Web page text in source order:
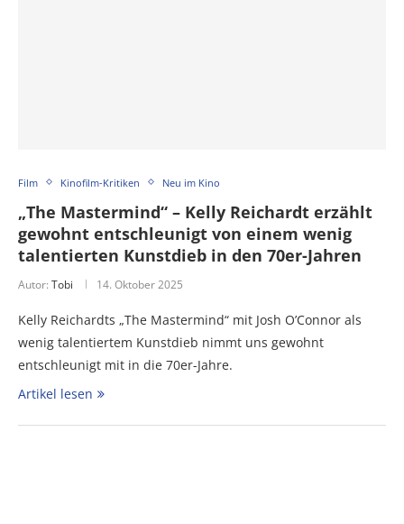
Film Kinofilm-Kritiken Neu im Kino
„The Mastermind“ – Kelly Reichardt erzählt
gewohnt entschleunigt von einem wenig
talentierten Kunstdieb in den 70er-Jahren
Autor: Tobi 14. Oktober 2025
Kelly Reichardts „The Mastermind“ mit Josh O’Connor als
wenig talentiertem Kunstdieb nimmt uns gewohnt
entschleunigt mit in die 70er-Jahre.
Artikel lesen